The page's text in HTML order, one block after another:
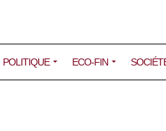
POLITIQUE ECO-FIN